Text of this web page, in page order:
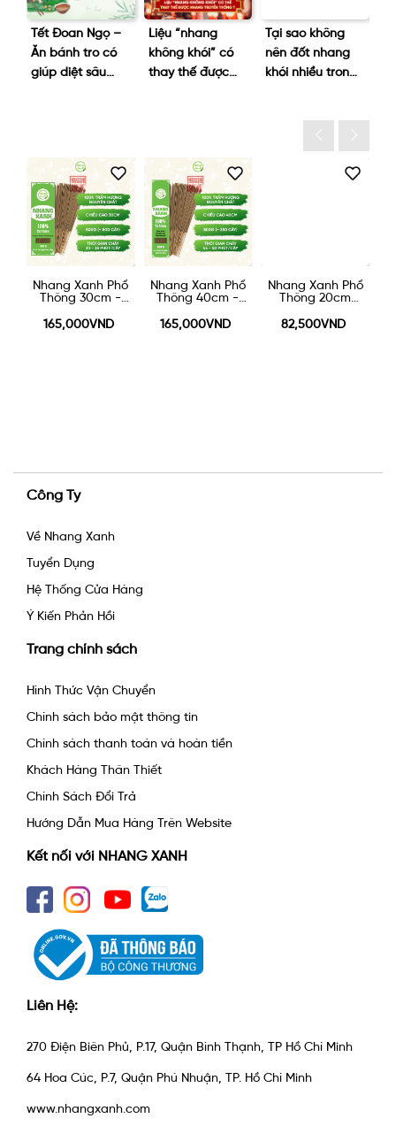
Tết Đoan Ngọ –
Ăn bánh tro có
giúp diệt sâu
Liệu “nhang
không khói” có
thay thế được
Tại sao không
nên đốt nhang
khói nhiều trong
Nhang Xanh Phổ
Thông 30cm -
165,000VND
Nhang Xanh Phổ
Thông 40cm -
165,000VND
Nhang Xanh Phổ
Thông 20cm
82,500VND
Công Ty
Về Nhang Xanh
Tuyển Dụng
Hệ Thống Cửa Hàng
Ý Kiến Phản Hồi
Trang chính sách
Hình Thức Vận Chuyển
Chính sách bảo mật thông tin
Chính sách thanh toán và hoàn tiền
Khách Hàng Thân Thiết
Chính Sách Đổi Trả
Hướng Dẫn Mua Hàng Trên Website
Kết nối với NHANG XANH
Liên Hệ:
270 Điện Biên Phủ, P.17, Quận Bình Thạnh, TP Hồ Chí Minh
64 Hoa Cúc, P.7, Quận Phú Nhuận, TP. Hồ Chí Minh
www.nhangxanh.com